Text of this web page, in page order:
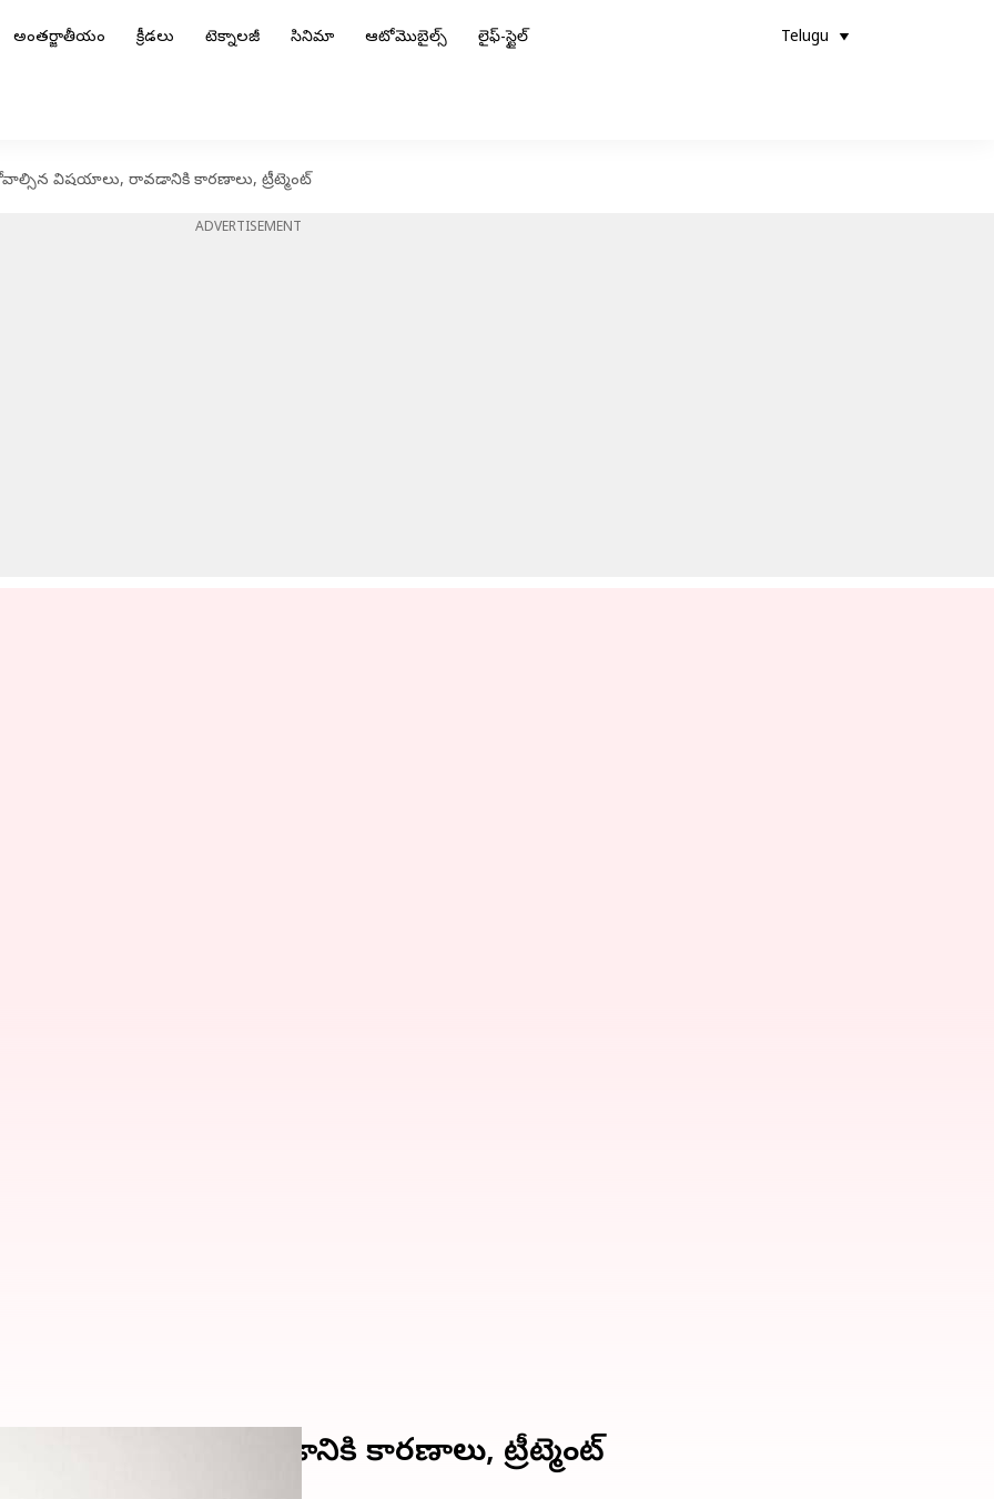
అంతర్జాతీయం క్రీడలు టెక్నాలజీ సినిమా ఆటోమొబైల్స్ లైఫ్-స్టైల్ Telugu
విషయాలు, రావడానికి కారణాలు, ట్రీట్మెంట్
ADVERTISEMENT
విషయాలు, రావడానికి కారణాలు, ట్రీట్మెంట్